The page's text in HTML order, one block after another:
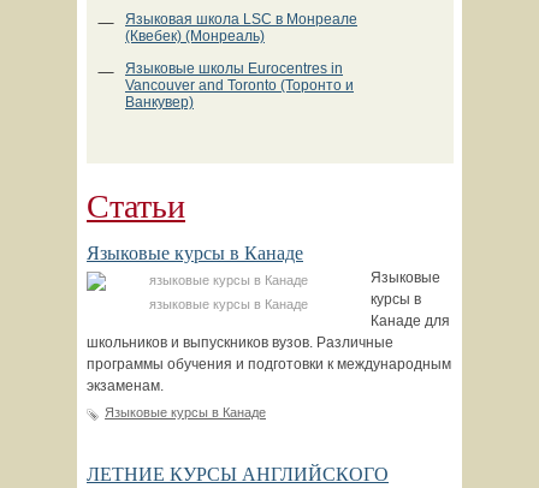
Языковая школа LSC в Монреале
(Квебек) (Монреаль)
Языковые школы Eurocentres in
Vancouver and Toronto (Торонто и
Ванкувер)
Статьи
Языковые курсы в Канаде
языковые курсы в Канаде
Языковые
курсы в
Канаде для
школьников и выпускников вузов. Различные
программы обучения и подготовки к международным
экзаменам.
Языковые курсы в Канаде
ЛЕТНИЕ КУРСЫ АНГЛИЙСКОГО